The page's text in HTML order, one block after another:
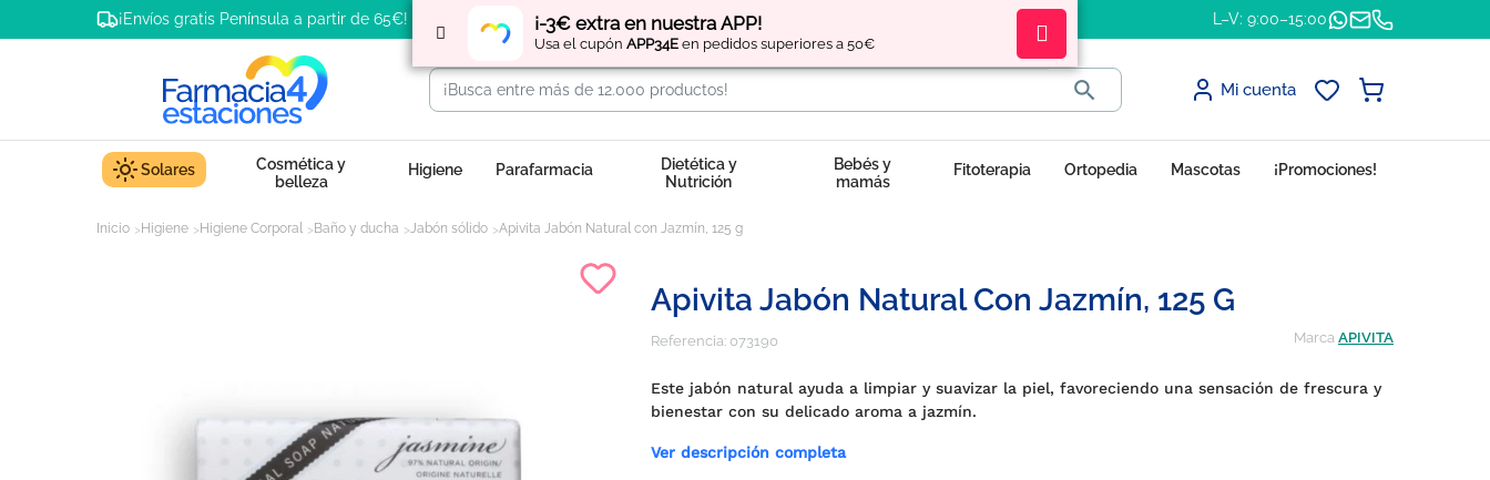
¡-3€ extra en nuestra APP!
Usa el cupón APP34E en pedidos superiores a 50€
¡Envíos gratis Península a partir de 65€! Regístratey obtén L–V: 9:00–15:00
 Mi cuenta
Solares
Cosmética y
belleza
Higiene Parafarmacia
Dietética y
Nutrición
Bebés y
mamás
Fitoterapia Ortopedia Mascotas ¡Promociones!
Inicio Higiene Higiene Corporal Baño y ducha Jabón sólido Apivita Jabón Natural con Jazmín, 125 g
Apivita Jabón Natural Con Jazmín, 125 G
Referencia: 073190 Marca APIVITA
Este jabón natural ayuda a limpiar y suavizar la piel, favoreciendo una sensación de frescura y
bienestar con su delicado aroma a jazmín.
Ver descripción completa